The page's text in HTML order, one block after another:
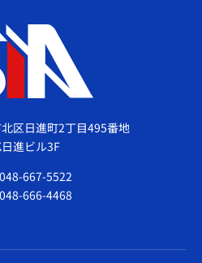
区日進町2丁目495番地
日進ビル3F
667-5522
666-4468